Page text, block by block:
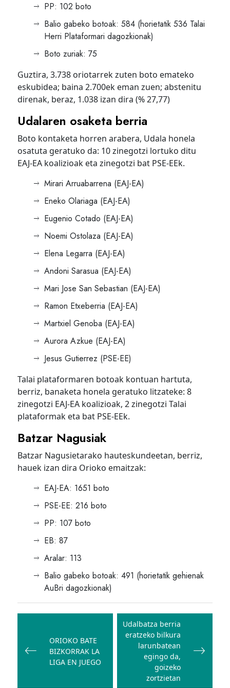
PP: 102 boto
Balio gabeko botoak: 584 (horietatik 536 Talai
Herri Plataformari dagozkionak)
Boto zuriak: 75
Guztira, 3.738 oriotarrek zuten boto emateko
eskubidea; baina 2.700ek eman zuen; abstenitu
direnak, beraz, 1.038 izan dira (% 27,77)
Udalaren osaketa berria
Boto kontaketa horren arabera, Udala honela
osatuta geratuko da: 10 zinegotzi lortuko ditu
EAJ-EA koalizioak eta zinegotzi bat PSE-EEk.
Mirari Arruabarrena (EAJ-EA)
Eneko Olariaga (EAJ-EA)
Eugenio Cotado (EAJ-EA)
Noemi Ostolaza (EAJ-EA)
Elena Legarra (EAJ-EA)
Andoni Sarasua (EAJ-EA)
Mari Jose San Sebastian (EAJ-EA)
Ramon Etxeberria (EAJ-EA)
Martxiel Genoba (EAJ-EA)
Aurora Azkue (EAJ-EA)
Jesus Gutierrez (PSE-EE)
Talai plataformaren botoak kontuan hartuta,
berriz, banaketa honela geratuko litzateke: 8
zinegotzi EAJ-EA koalizioak, 2 zinegotzi Talai
plataformak eta bat PSE-EEk.
Batzar Nagusiak
Batzar Nagusietarako hauteskundeetan, berriz,
hauek izan dira Orioko emaitzak:
EAJ-EA: 1651 boto
PSE-EE: 216 boto
PP: 107 boto
EB: 87
Aralar: 113
Balio gabeko botoak: 491 (horietatik gehienak
AuBri dagozkionak)
Bidalketetan
nabigatuORIOKO BATE
BIZKORRAK LA
LIGA EN JUEGO
Udalbatza berria
eratzeko bilkura
larunbatean
egingo da,
goizeko
zortzietan